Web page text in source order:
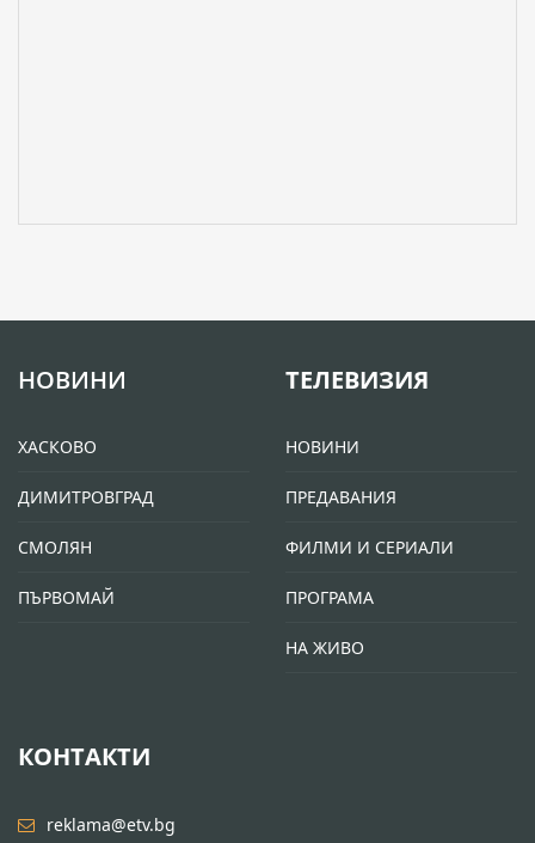
НОВИНИ
ХАСКОВО
ДИМИТРОВГРАД
СМОЛЯН
ПЪРВОМАЙ
ТЕЛЕВИЗИЯ
НОВИНИ
ПРЕДАВАНИЯ
ФИЛМИ И СЕРИАЛИ
ПРОГРАМА
НА ЖИВО
КОНТАКТИ
reklama@etv.bg